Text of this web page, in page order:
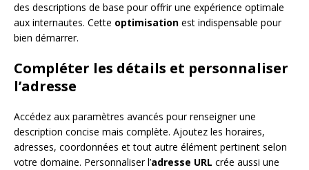
des descriptions de base pour offrir une expérience optimale
aux internautes. Cette optimisation est indispensable pour
bien démarrer.
Compléter les détails et personnaliser
l’adresse
Accédez aux paramètres avancés pour renseigner une
description concise mais complète. Ajoutez les horaires,
adresses, coordonnées et tout autre élément pertinent selon
votre domaine. Personnaliser l’adresse URL crée aussi une